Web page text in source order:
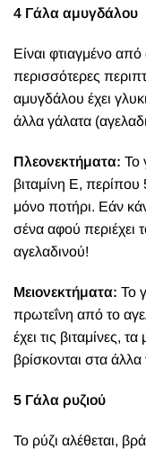
4 Γάλα αμυγδάλου
Είναι φτιαγμένο
περισσότερες
αμυγδάλου έχει
άλλα γάλατα
Πλεονεκτήματα: Το
βιταμίνη Ε,
μόνο ποτήρι. Εάν
σένα αφού περιέχει
αγελαδινού!
Μειονεκτήματα: Το
πρωτεΐνη από το
έχει τις βιταμίνες,
βρίσκονται στα άλλα
5 Γάλα ρυζιού
Το ρύζι αλέθεται,